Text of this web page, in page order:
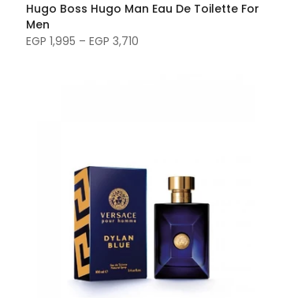
Hugo Boss Hugo Man Eau De Toilette For
Men
EGP 1,995 – EGP 3,710